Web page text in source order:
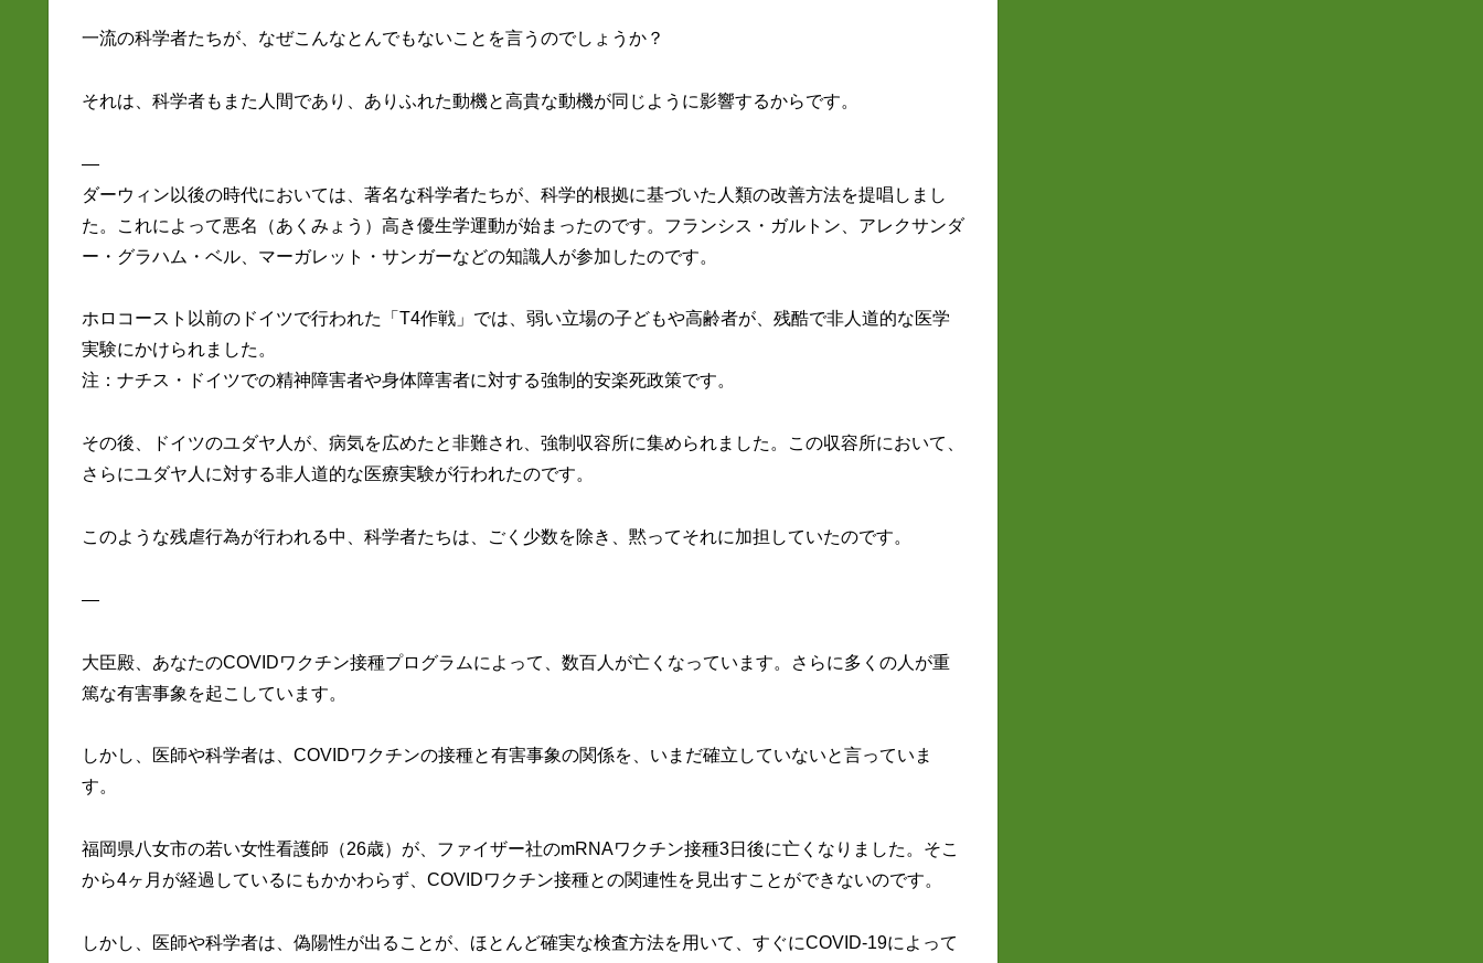
一流の科学者たちが、なぜこんなとんでもないことを言うのでしょうか？
それは、科学者もまた人間であり、ありふれた動機と高貴な動機が同じように影響するからです。
—
ダーウィン以後の時代においては、著名な科学者たちが、科学的根拠に基づいた人類の改善方法を提唱しまし
た。これによって悪名（あくみょう）高き優生学運動が始まったのです。フランシス・ガルトン、アレクサンダ
ー・グラハム・ベル、マーガレット・サンガーなどの知識人が参加したのです。
ホロコースト以前のドイツで行われた「T4作戦」では、弱い立場の子どもや高齢者が、残酷で非人道的な医学
実験にかけられました。
注：ナチス・ドイツでの精神障害者や身体障害者に対する強制的安楽死政策です。
その後、ドイツのユダヤ人が、病気を広めたと非難され、強制収容所に集められました。この収容所において、
さらにユダヤ人に対する非人道的な医療実験が行われたのです。
このような残虐行為が行われる中、科学者たちは、ごく少数を除き、黙ってそれに加担していたのです。
—
大臣殿、あなたのCOVIDワクチン接種プログラムによって、数百人が亡くなっています。さらに多くの人が重
篤な有害事象を起こしています。
しかし、医師や科学者は、COVIDワクチンの接種と有害事象の関係を、いまだ確立していないと言っていま
す。
福岡県八女市の若い女性看護師（26歳）が、ファイザー社のmRNAワクチン接種3日後に亡くなりました。そこ
から4ヶ月が経過しているにもかかわらず、COVIDワクチン接種との関連性を見出すことができないのです。
しかし、医師や科学者は、偽陽性が出ることが、ほとんど確実な検査方法を用いて、すぐにCOVID-19によって